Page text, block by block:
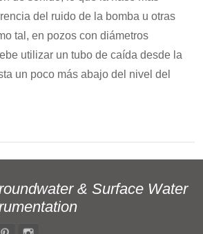
del ruido de la bomba u otras
tal, en pozos con diámetros
utilizar un tubo de caída desde la
un poco más abajo del nivel del
& Surface Water